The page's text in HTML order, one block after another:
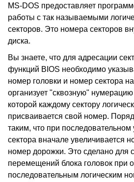
MS-DOS предоставляет
работы с так называемыми
секторов. Это номера секторов
диска.
Вы знаете, что для адресации
функций BIOS необходимо
номер головки и номер сектора
организует "сквозную"
которой каждому сектору
присваивается свой номер.
таким, что при
сектора вначале увеличивается
номер дорожки. Это сделано для
перемещений блока головок при
последовательным логическим